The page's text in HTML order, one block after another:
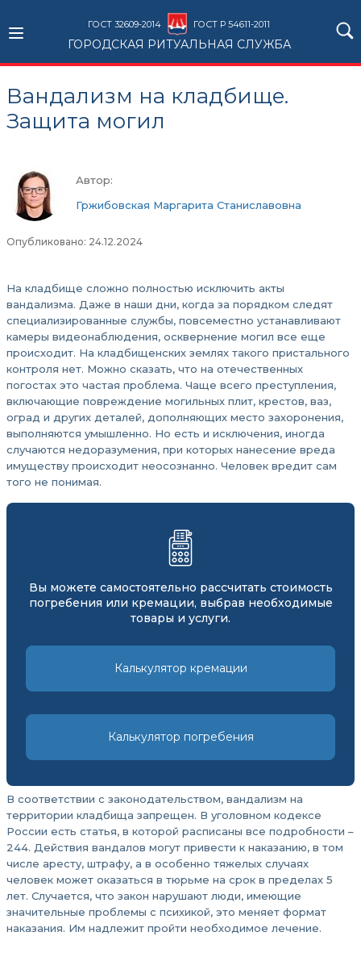
ГОСТ 32609-2014 ГОСТ Р 54611-2011
ГОРОДСКАЯ РИТУАЛЬНАЯ СЛУЖБА
Вандализм на кладбище.
Защита могил
Автор:
Гржибовская Маргарита Станиславовна
Опубликовано: 24.12.2024
На кладбище сложно полностью исключить акты
вандализма. Даже в наши дни, когда за порядком следят
специализированные службы, повсеместно устанавливают
камеры видеонаблюдения, осквернение могил все еще
происходит. На кладбищенских землях такого пристального
контроля нет. Можно сказать, что на отечественных
погостах это частая проблема. Чаще всего преступления,
включающие повреждение могильных плит, крестов, ваз,
оград и других деталей, дополняющих место захоронения,
выполняются умышленно. Но есть и исключения, иногда
случаются недоразумения, при которых нанесение вреда
имуществу происходит неосознанно. Человек вредит сам
того не понимая.
Вы можете самостоятельно рассчитать стоимость
погребения или кремации, выбрав необходимые
товары и услуги.
Калькулятор кремации
Калькулятор погребения
В соответствии с законодательством, вандализм на
территории кладбища запрещен. В уголовном кодексе
России есть статья, в которой расписаны все подробности –
244. Действия вандалов могут привести к наказанию, в том
числе аресту, штрафу, а в особенно тяжелых случаях
человек может оказаться в тюрьме на срок в пределах 5
лет. Случается, что закон нарушают люди, имеющие
значительные проблемы с психикой, это меняет формат
наказания. Им надлежит пройти необходимое лечение.